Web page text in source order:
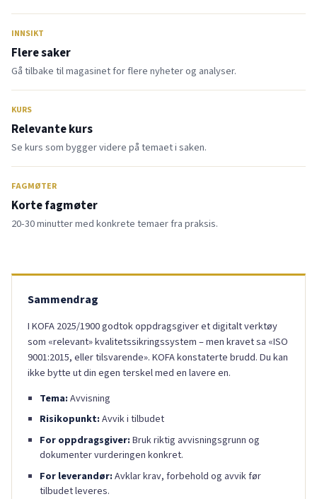
INNSIKT
Flere saker
Gå tilbake til magasinet for flere nyheter og analyser.
KURS
Relevante kurs
Se kurs som bygger videre på temaet i saken.
FAGMØTER
Korte fagmøter
20-30 minutter med konkrete temaer fra praksis.
Sammendrag
I KOFA 2025/1900 godtok oppdragsgiver et digitalt verktøy
som «relevant» kvalitetssikringssystem – men kravet sa «ISO
9001:2015, eller tilsvarende». KOFA konstaterte brudd. Du kan
ikke bytte ut din egen terskel med en lavere en.
Tema: Avvisning
Risikopunkt: Avvik i tilbudet
For oppdragsgiver: Bruk riktig avvisningsgrunn og
dokumenter vurderingen konkret.
For leverandør: Avklar krav, forbehold og avvik før
tilbudet leveres.